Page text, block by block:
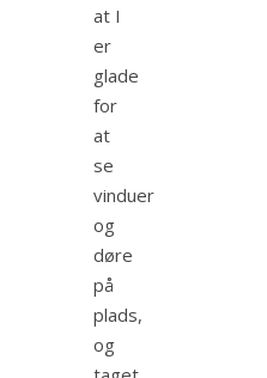
at I
er
glade
for
at
se
vinduer
og
døre
på
plads,
og